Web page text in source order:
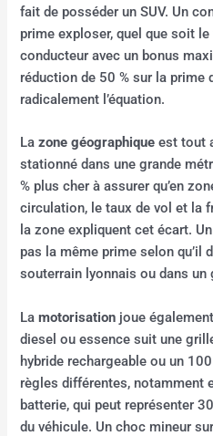
fait de posséder un SUV. Un
prime exploser, quel que soit le
conducteur avec un bonus
réduction de 50 % sur la prime
radicalement l’équation.
Lazone géographique est tout
stationné dans une grande
% plus cher à assurer qu’en
circulation, le taux de vol et la
la zone expliquent cet écart.
pas la même prime selon qu’il
souterrain lyonnais ou dans un
Lamotorisation joue
diesel ou essence suit une
hybride rechargeable ou un
règles différentes, notamment
batterie, qui peut représenter
du véhicule. Un choc mineur